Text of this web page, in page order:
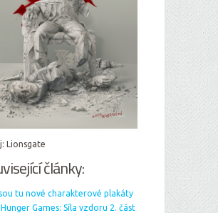
Lionsgate
články:
tu nové charakterové plakáty
Hunger Games: Síla vzdoru 2. část